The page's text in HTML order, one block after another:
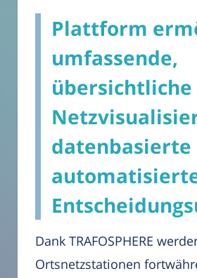
Plattform
umfassende,
übersichtliche
datenbasierte
Dank TRAFOSPHERE
Ortsnetzstationen